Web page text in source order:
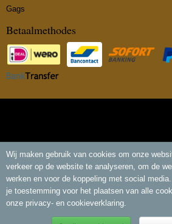
Gags
Betaalmethodes
Wij maken gebruik van cookies om onze
verkeer op de website te analyseren, om de
werken en voor de koppeling met social
je toestemming voor het plaatsen van alle
onze privacy- en cookieverklaring.